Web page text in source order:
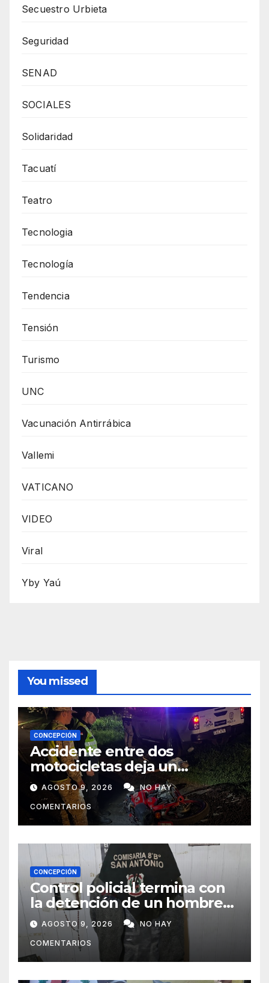
Secuestro Urbieta
Seguridad
SENAD
SOCIALES
Solidaridad
Tacuatí
Teatro
Tecnologia
Tecnología
Tendencia
Tensión
Turismo
UNC
Vacunación Antirrábica
Vallemi
VATICANO
VIDEO
Viral
Yby Yaú
You missed
CONCEPCIÓN
Accidente entre dos
motocicletas deja un
fallecido y dos heridos en Yby
Yaú
AGOSTO 9, 2026 NO HAY
COMENTARIOS
CONCEPCIÓN
Control policial termina con
la detención de un hombre
requerido por la justicia
AGOSTO 9, 2026 NO HAY
COMENTARIOS